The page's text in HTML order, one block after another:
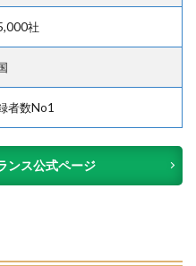
社
者数No1
ンス公式ページ